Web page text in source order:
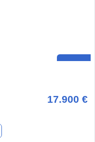
17.900 €